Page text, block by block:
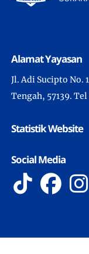
Alamat Yayasan
Jl. Adi Sucipto No.
Tengah, 57139.
Statistik Website
Social Media